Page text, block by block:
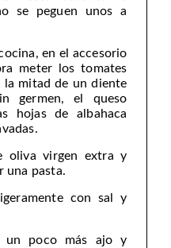
se peguen unos a
en el accesorio
meter los tomates
la mitad de un diente
germen, el queso
hojas de albahaca
oliva virgen extra y
una pasta.
con sal y
un poco más ajo y